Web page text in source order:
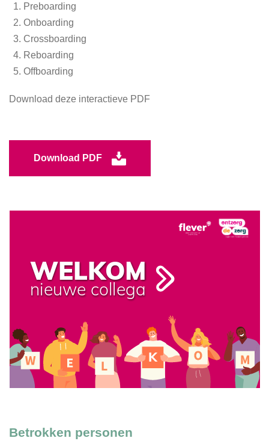
Preboarding
Onboarding
Crossboarding
Reboarding
Offboarding
Download deze interactieve PDF
Download PDF
Betrokken personen